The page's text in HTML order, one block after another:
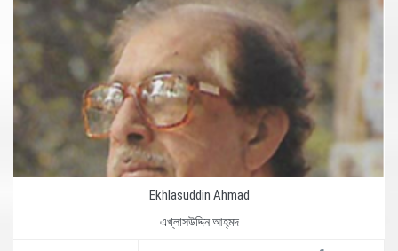
Ekhlasuddin Ahmad
এখ্‌লাসউদ্দিন আহ্‌মদ